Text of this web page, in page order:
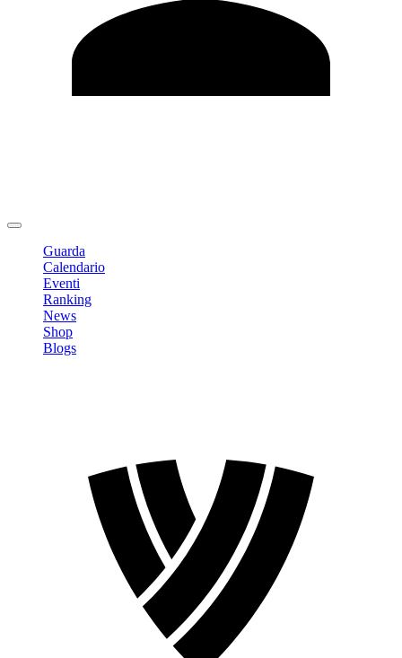
Guarda
Calendario
Eventi
Ranking
News
Shop
Blogs